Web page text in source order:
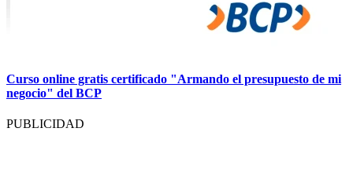
Curso online gratis certificado "Armando el presupuesto de mi
negocio" del BCP
PUBLICIDAD